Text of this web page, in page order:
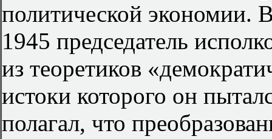
политической экономии.
1945 председатель
из теоретиков
истоки которого он
полагал, что